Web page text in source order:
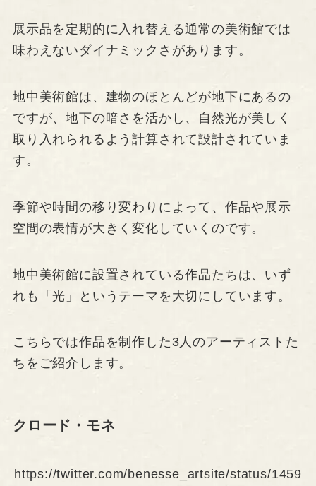
展示品を定期的に入れ替える通常の美術館では
味わえないダイナミックさがあります。
地中美術館は、建物のほとんどが地下にあるの
ですが、地下の暗さを活かし、自然光が美しく
取り入れられるよう計算されて設計されていま
す。
季節や時間の移り変わりによって、作品や展示
空間の表情が大きく変化していくのです。
地中美術館に設置されている作品たちは、いず
れも「光」というテーマを大切にしています。
こちらでは作品を制作した3人のアーティストた
ちをご紹介します。
クロード・モネ
https://twitter.com/benesse_artsite/status/1459